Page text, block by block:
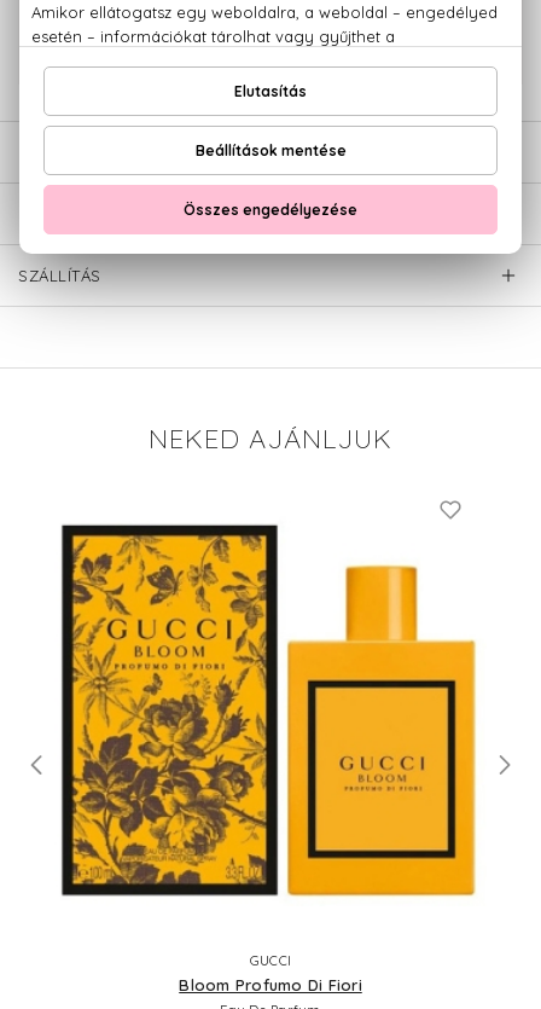
Kérdésed van, elakadtál? Hívd ügyfélszolgálatunkat:+36 20
779 1926
LEÍRÁS
SZÁLLÍTÁS
NEKED AJÁNLJUK
GUCCI
Bloom Profumo Di Fiori